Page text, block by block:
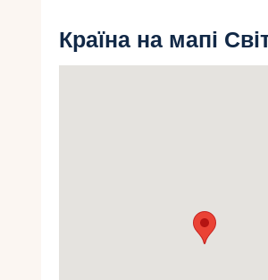
Країна на мапі